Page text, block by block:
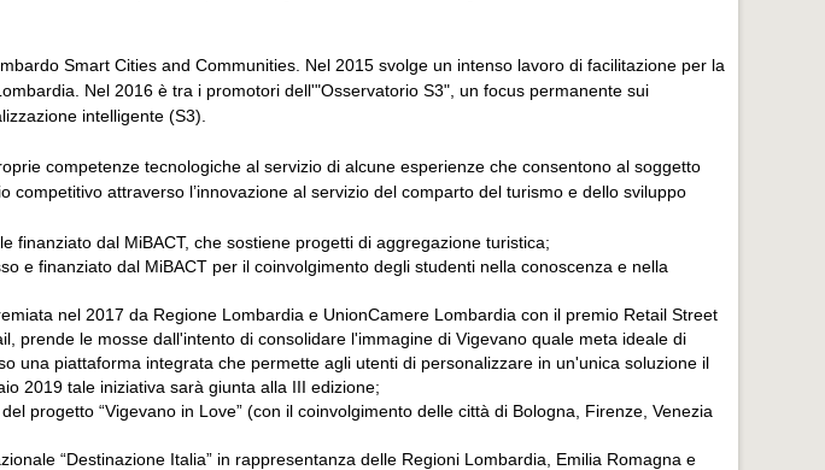
Smart Cities and Communities. Nel 2015 svolge un intenso lavoro di facilitazione per la
Nel 2016 è tra i promotori dell'"Osservatorio S3", un focus permanente sui
intelligente (S3).
competenze tecnologiche al servizio di alcune esperienze che consentono al soggetto
competitivo attraverso l’innovazione al servizio del comparto del turismo e dello sviluppo
finanziato dal MiBACT, che sostiene progetti di aggregazione turistica;
e finanziato dal MiBACT per il coinvolgimento degli studenti nella conoscenza e nella
nel 2017 da Regione Lombardia e UnionCamere Lombardia con il premio Retail Street
prende le mosse dall'intento di consolidare l'immagine di Vigevano quale meta ideale di
una piattaforma integrata che permette agli utenti di personalizzare in un'unica soluzione il
2019 tale iniziativa sarà giunta alla III edizione;
progetto “Vigevano in Love” (con il coinvolgimento delle città di Bologna, Firenze, Venezia
“Destinazione Italia” in rappresentanza delle Regioni Lombardia, Emilia Romagna e